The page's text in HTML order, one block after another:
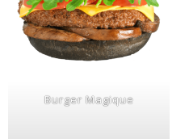
Burger Magique